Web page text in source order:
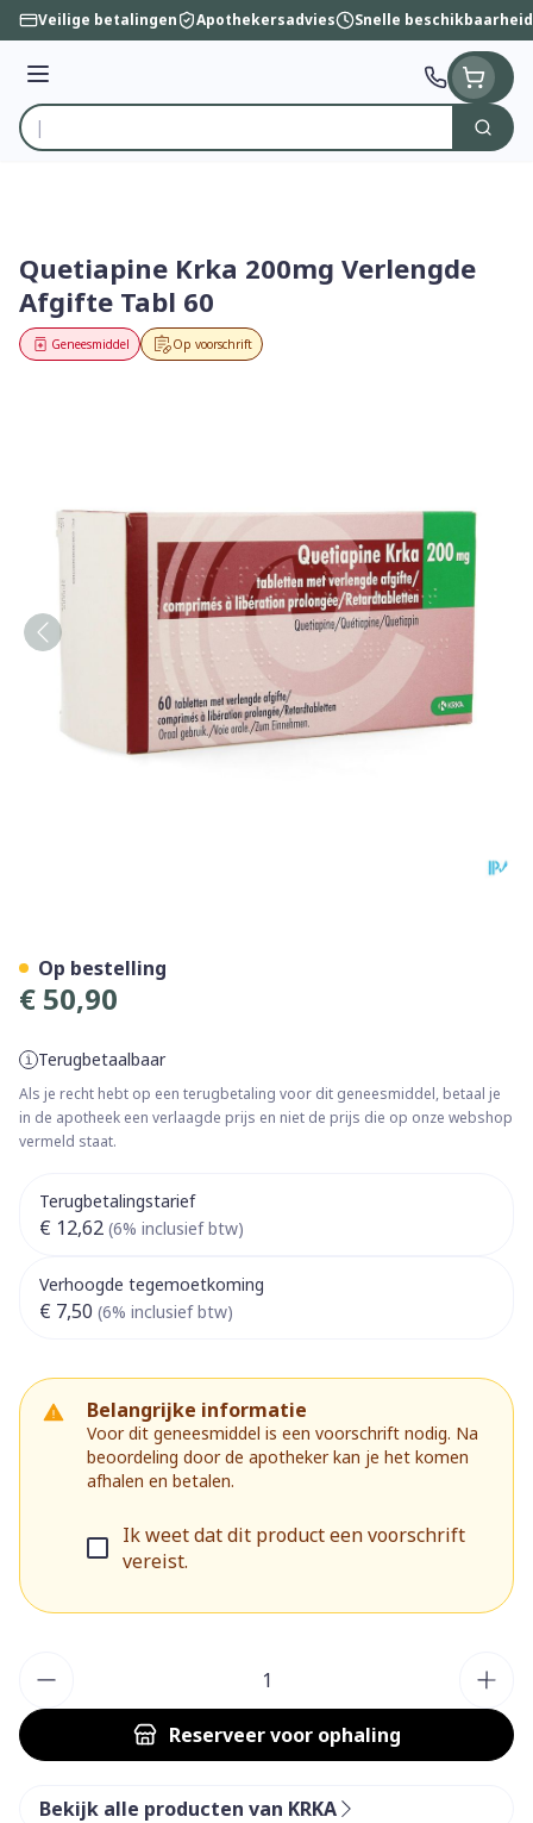
Ga naar de inhoud
Veilige betalingen Apothekersadvies Snelle beschikbaarheid
Menu
Product, merk, categorie...
Zoek
Quetiapine Krka 200mg Verlengde
Afgifte Tabl 60
Op voorschrift
Geneesmiddel
€ 50,90
Terugbetaalbaar
Als je recht hebt op een terugbetaling voor dit geneesmiddel, betaal je
in de apotheek een verlaagde prijs en niet de prijs die op onze webshop
vermeld staat.
Terugbetalingstarief
€ 12,62 (6% inclusief btw)
Verhoogde tegemoetkoming
€ 7,50 (6% inclusief btw)
Belangrijke informatie
Voor dit geneesmiddel is een voorschrift nodig. Na
beoordeling door de apotheker kan je het komen
afhalen en betalen.
Ik weet dat dit product een voorschrift
vereist.
Reserveervoor ophaling
Op bestelling
Bekijk alle producten van KRKA